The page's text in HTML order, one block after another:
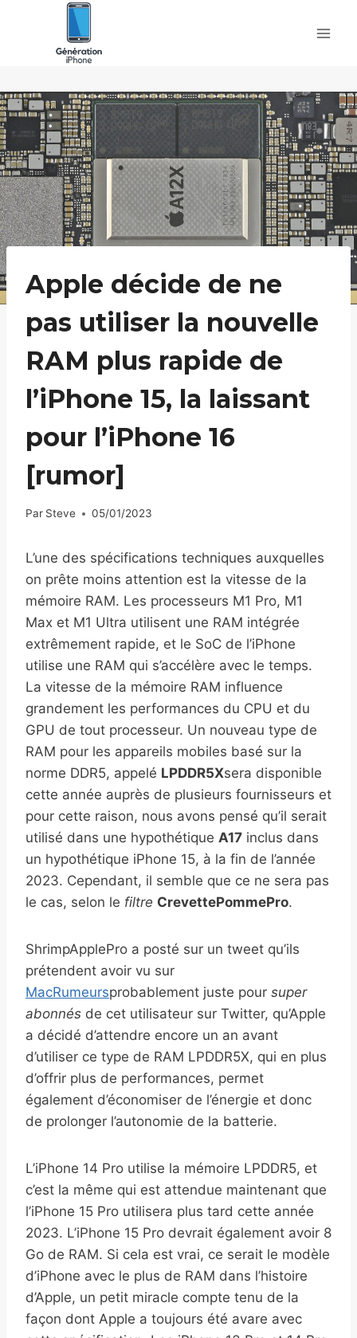
Apple décide de ne
pas utiliser la nouvelle
RAM plus rapide de
l’iPhone 15, la laissant
pour l’iPhone 16
[rumor]
Par Steve 05/01/2023
L’une des spécifications techniques auxquelles
on prête moins attention est la vitesse de la
mémoire RAM. Les processeurs M1 Pro, M1
Max et M1 Ultra utilisent une RAM intégrée
extrêmement rapide, et le SoC de l’iPhone
utilise une RAM qui s’accélère avec le temps.
La vitesse de la mémoire RAM influence
grandement les performances du CPU et du
GPU de tout processeur. Un nouveau type de
RAM pour les appareils mobiles basé sur la
norme DDR5, appelé LPDDR5Xsera disponible
cette année auprès de plusieurs fournisseurs et
pour cette raison, nous avons pensé qu’il serait
utilisé dans une hypothétique A17 inclus dans
un hypothétique iPhone 15, à la fin de l’année
2023. Cependant, il semble que ce ne sera pas
le cas, selon le filtre CrevettePommePro.
ShrimpApplePro a posté sur un tweet qu’ils
prétendent avoir vu sur
MacRumeursprobablement juste pour super
abonnés de cet utilisateur sur Twitter, qu’Apple
a décidé d’attendre encore un an avant
d’utiliser ce type de RAM LPDDR5X, qui en plus
d’offrir plus de performances, permet
également d’économiser de l’énergie et donc
de prolonger l’autonomie de la batterie.
L’iPhone 14 Pro utilise la mémoire LPDDR5, et
c’est la même qui est attendue maintenant que
l’iPhone 15 Pro utilisera plus tard cette année
2023. L’iPhone 15 Pro devrait également avoir 8
Go de RAM. Si cela est vrai, ce serait le modèle
d’iPhone avec le plus de RAM dans l’histoire
d’Apple, un petit miracle compte tenu de la
façon dont Apple a toujours été avare avec